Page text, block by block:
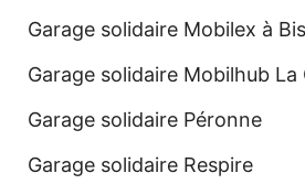
Garage solidaire Mobilex à
Garage solidaire Mobilhub La
Garage solidaire Péronne
Garage solidaire Respire